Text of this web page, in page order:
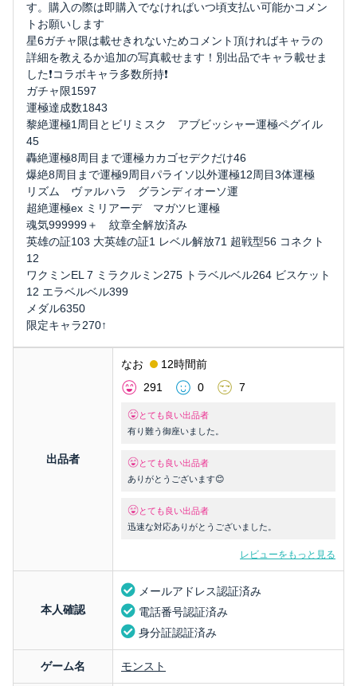
す。購入の際は即購入でなければいつ頃支払い可能かコメン
トお願いします
星6ガチャ限は載せきれないためコメント頂ければキャラの
詳細を教えるか追加の写真載せます！別出品でキャラ載せま
した❗️コラボキャラ多数所持❗️
ガチャ限1597
運極達成数1843
黎絶運極1周目とビリミスク アブビッシャー運極ペグイル
45
轟絶運極8周目まで運極カカゴセデクだけ46
爆絶8周目まで運極9周目パライソ以外運極12周目3体運極
リズム ヴァルハラ グランディオーソ運
超絶運極ex ミリアーデ マガツヒ運極
魂気999999＋ 紋章全解放済み
英雄の証103 大英雄の証1 レベル解放71 超戦型56 コネクト
12
ワクミンEL 7 ミラクルミン275 トラベルベル264 ビスケット
12 エラベルベル399
メダル6350
限定キャラ270↑
出品者
なお
12時間前
291
0 7
とても良い出品者
有り難う御座いました。
とても良い出品者
ありがとうございます😊
とても良い出品者
迅速な対応ありがとうございました。
レビューをもっと見る
本人確認
メールアドレス認証済み
電話番号認証済み
身分証認証済み
ゲーム名 モンスト